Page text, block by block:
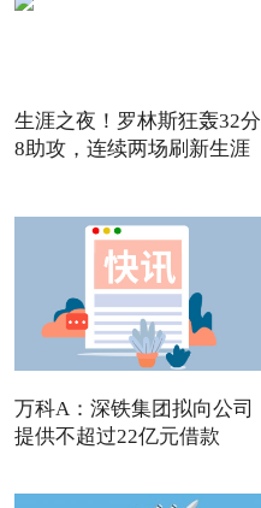
生涯之夜！罗林斯狂轰32分
8助攻，连续两场刷新生涯
万科A：深铁集团拟向公司
提供不超过22亿元借款